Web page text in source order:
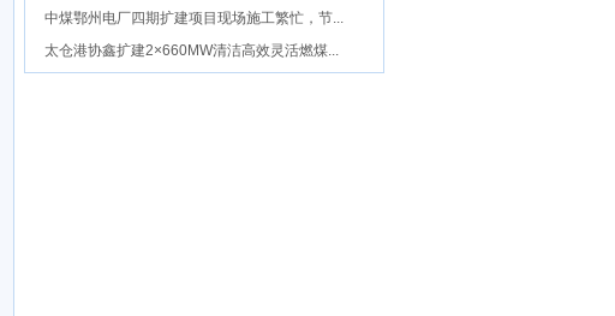
中煤鄂州电厂四期扩建项目现场施工繁忙，节...
太仓港协鑫扩建2×660MW清洁高效灵活燃煤...